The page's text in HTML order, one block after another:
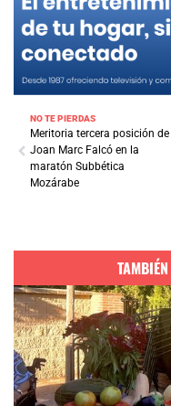
NO TE PIERDAS
Meritoria tercera posición de
Joan Marc Falcó en la
maratón Subbética
Mozárabe